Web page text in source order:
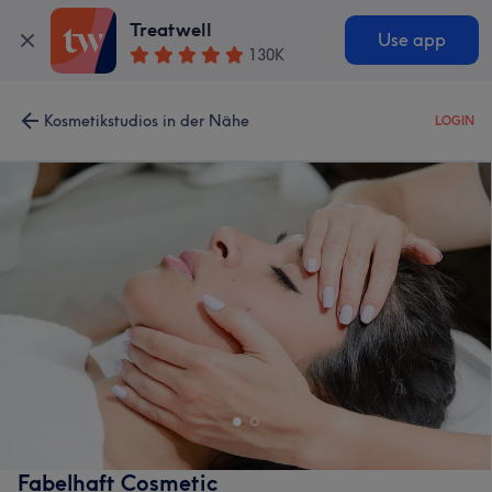
Treatwell
130K
Use app
Kosmetikstudios in der Nähe LOGIN
Fabelhaft Cosmetic